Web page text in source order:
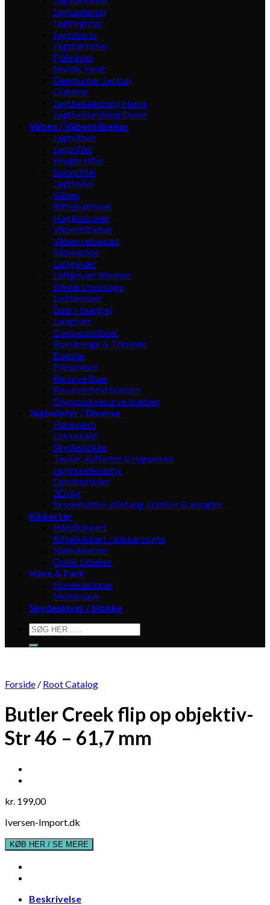
Jagtundertøj
Jagtregntøj
Jagtshorts
Jagtbørnetøj
Fjällräven
Nordic Heat
Deerhunter Jagttøj
Outdoor
Jagtbeklædning Herre
Jagtbeklædning Dame
Våben / Våbentilbehør
Jagtvåben
Jagtriffel
Brugte rifler
Salonriffel
Jagtknive
Våben
Riffelpatroner
Haglpatroner
Våbentilbehør
Våben rensesæt
Våbenpleje
Luftgevær
Luftgevær tilbehør
Kikkert montage
Lyddæmper
Buer / buegrej
Langbuer
Compoundbuer
Buestrenge & Tilbehør
Buepile
Pilespidser
Recurve Buer
Recurve field bueben
Olympisk recurve bueben
Jagtudstyr / Diverse
Høreværn
Lokkekald
Skydestokke
Tasker, kufferter & rygsække
Jagthundeudstyr
Opsatsplader
3D dyr
Skydemåtter, pilefang, stativer & ansigter
Kikkerter
Håndkikkert
Riffelkikkert / kikkertsigte
Natkikkerter
Optik tilbehør
Have & Park
Havemaskiner
Motorsave
Skydeskiver / blokke
Søg
efter:
Forside / Root Catalog
Butler Creek flip op objektiv-
Str 46 – 61,7 mm
kr. 199,00
Iversen-Import.dk
KØB HER / SE MERE
Beskrivelse